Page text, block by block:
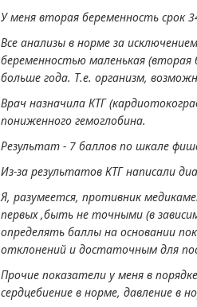
У меня вторая беременность срок
Все анализы в норме за
беременностью маленькая (вторая
больше года. Т.е. организм,
Врач назначила КТГ
пониженного гемоглобина.
Результат - 7 баллов по шкале
Из-за результатов КТГ написали
Я, разумеется, противник
первых ,быть не точными (в
определять баллы на основании
отклонений и достаточным для
Прочие показатели у меня в
сердцебиение в норме, давление в